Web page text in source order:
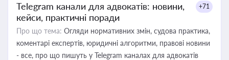
Telegram канали для адвокатів: новини,
кейси, практичні поради
+71
Про що тема: Огляди нормативних змін, судова практика,
коментарі експертів, юридичні алгоритми, правові новини
- все, про що пишуть у Telegram каналах для адвокатів